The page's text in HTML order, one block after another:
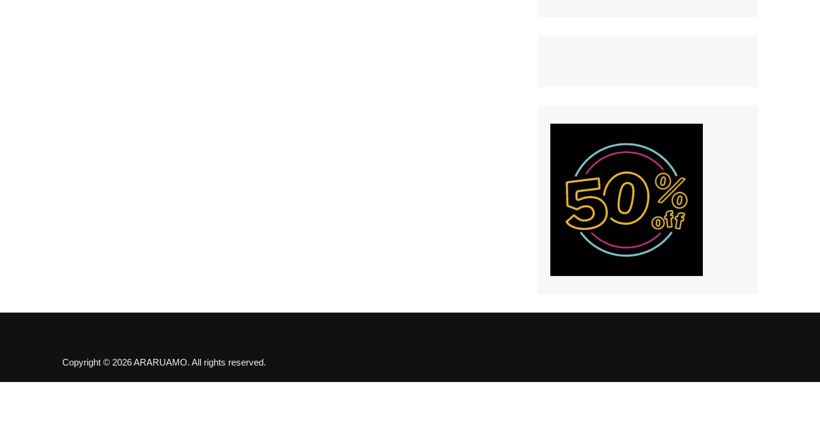
Copyright © 2026 ARARUAMO. All rights reserved.